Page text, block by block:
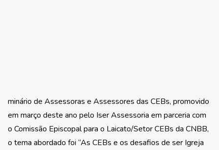
minário de Assessoras e Assessores das CEBs, promovido
em março deste ano pelo Iser Assessoria em parceria com
o Comissão Episcopal para o Laicato/Setor CEBs da CNBB,
o tema abordado foi “As CEBs e os desafios de ser Igreja